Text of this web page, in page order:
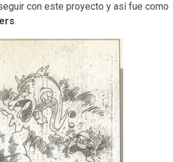
con este proyecto y así fue como
.